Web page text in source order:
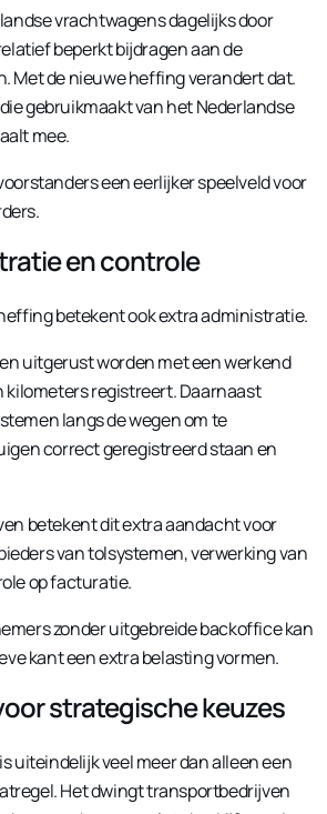
vrachtwagens dagelijks door
beperkt bijdragen aan de
Met de nieuwe heffing verandert dat.
gebruikmaakt van het Nederlandse
mee.
een eerlijker speelveld voor
en controle
betekent ook extra administratie.
uitgerust worden met een werkend
kilometers registreert. Daarnaast
langs de wegen om te
correct geregistreerd staan en
betekent dit extra aandacht voor
van tolsystemen, verwerking van
op facturatie.
zonder uitgebreide backoffice kan
kant een extra belasting vormen.
strategische keuzes
uiteindelijk veel meer dan alleen een
Het dwingt transportbedrijven